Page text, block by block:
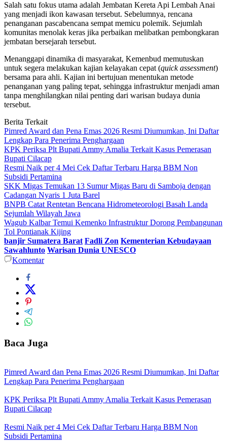
Salah satu fokus utama adalah Jembatan Kereta Api Lembah Anai
yang menjadi ikon kawasan tersebut. Sebelumnya, rencana
penanganan pascabencana sempat memicu polemik. Sejumlah
komunitas menolak keras jika perbaikan melibatkan pembongkaran
jembatan bersejarah tersebut.
Menanggapi dinamika di masyarakat, Kemenbud memutuskan
untuk segera melakukan kajian kelayakan cepat (quick assessment)
bersama para ahli. Kajian ini bertujuan menentukan metode
penanganan yang paling tepat, sehingga infrastruktur menjadi aman
tanpa menghilangkan nilai penting dari warisan budaya dunia
tersebut.
Berita Terkait
Pimred Award dan Pena Emas 2026 Resmi Diumumkan, Ini Daftar
Lengkap Para Penerima Penghargaan
KPK Periksa Plt Bupati Ammy Amalia Terkait Kasus Pemerasan
Bupati Cilacap
Resmi Naik per 4 Mei Cek Daftar Terbaru Harga BBM Non
Subsidi Pertamina
SKK Migas Temukan 13 Sumur Migas Baru di Samboja dengan
Cadangan Nyaris 1 Juta Barel
BNPB Catat Rentetan Bencana Hidrometeorologi Basah Landa
Sejumlah Wilayah Jawa
Wagub Kalbar Temui Kemenko Infrastruktur Dorong Pembangunan
Tol Pontianak Kijing
banjir Sumatera Barat Fadli Zon Kementerian Kebudayaan
Sawahlunto Warisan Dunia UNESCO
Komentar
Baca Juga
Pimred Award dan Pena Emas 2026 Resmi Diumumkan, Ini Daftar
Lengkap Para Penerima Penghargaan
KPK Periksa Plt Bupati Ammy Amalia Terkait Kasus Pemerasan
Bupati Cilacap
Resmi Naik per 4 Mei Cek Daftar Terbaru Harga BBM Non
Subsidi Pertamina